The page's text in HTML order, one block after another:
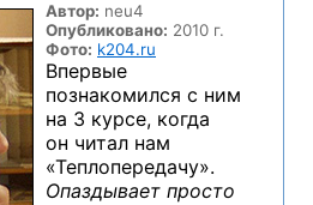
Автор: neu4
Опубликовано: 2010 г.
Фото: k204.ru
Впервые
познакомился с ним
на 3 курсе, когда
он читал нам
«Теплопередачу».
Опаздывает просто